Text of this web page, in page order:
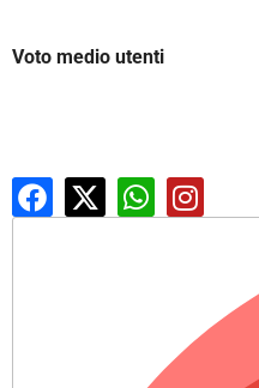
Voto medio utenti